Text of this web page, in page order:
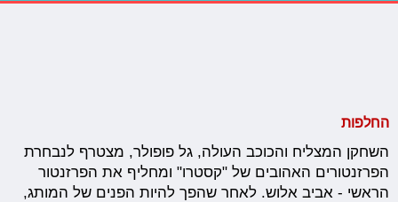
החלפות
השחקן המצליח והכוכב העולה, גל פופולר, מצטרף לנבחרת
הפרזנטורים האהובים של "קסטרו" ומחליף את הפרזנטור
הראשי - אביב אלוש. לאחר שהפך להיות הפנים של המותג,